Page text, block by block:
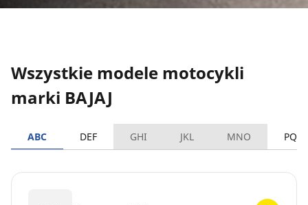
Wszystkie modele motocykli
marki BAJAJ
ABC DEF GHI JKL MNO PQRS